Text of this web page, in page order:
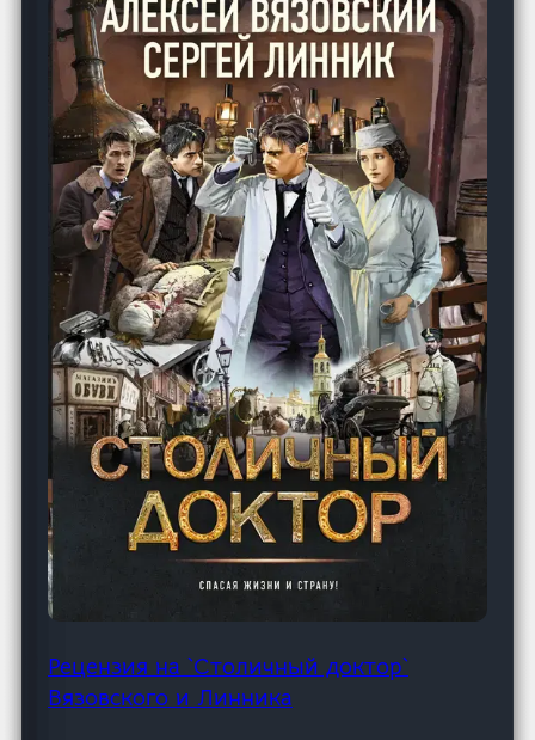
Рецензия на `Столичный доктор`
Вязовского и Линника